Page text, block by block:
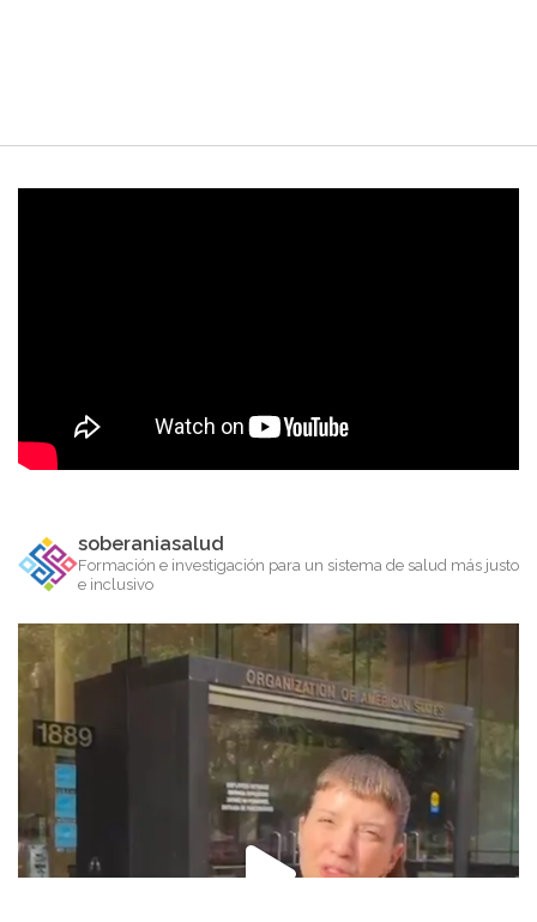
soberaniasalud
Formación e investigación para un sistema de salud más justo
e inclusivo